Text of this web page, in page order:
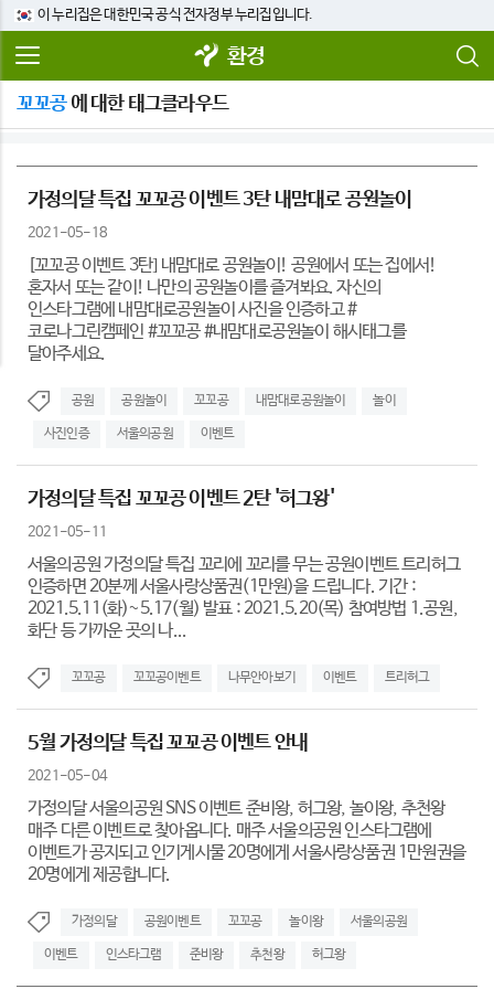
이 누리집은 대한민국 공식 전자정부 누리집입니다.
환경
꼬꼬공에 대한 태그클라우드
가정의달 특집 꼬꼬공 이벤트 3탄 내맘대로 공원놀이
2021-05-18
[꼬꼬공 이벤트 3탄] 내맘대로 공원놀이! 공원에서 또는 집에서!
혼자서 또는 같이! 나만의 공원놀이를 즐겨봐요. 자신의
인스타그램에 내맘대로공원놀이 사진을 인증하고 #
코로나그린캠페인 #꼬꼬공 #내맘대로공원놀이 해시태그를
달아주세요.
공원 공원놀이 꼬꼬공 내맘대로공원놀이 놀이
사진인증 서울의공원 이벤트
가정의달 특집 꼬꼬공 이벤트 2탄 '허그왕'
2021-05-11
서울의공원 가정의달 특집 꼬리에 꼬리를 무는 공원이벤트 트리허그
인증하면 20분께 서울사랑상품권(1만원)을 드립니다. 기간 :
2021.5.11(화)~5.17(월) 발표 : 2021.5.20(목) 참여방법 1.공원,
화단 등 가까운 곳의 나...
꼬꼬공 꼬꼬공이벤트 나무안아보기 이벤트 트리허그
5월 가정의달 특집 꼬꼬공 이벤트 안내
2021-05-04
가정의달 서울의공원 SNS 이벤트 준비왕, 허그왕, 놀이왕, 추천왕
매주 다른 이벤트로 찾아옵니다. 매주 서울의공원 인스타그램에
이벤트가 공지되고 인기게시물 20명에게 서울사랑상품권 1만원권을
20명에게 제공합니다.
가정의달 공원이벤트 꼬꼬공 놀이왕 서울의공원
이벤트 인스타그램 준비왕 추천왕 허그왕